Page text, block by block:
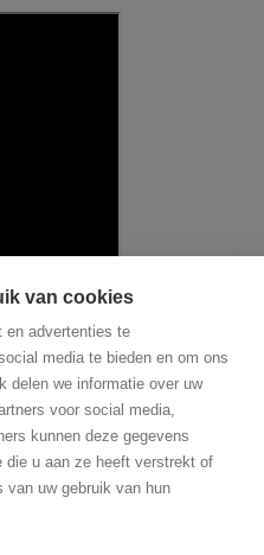
van cookies
en advertenties te
media te bieden en om ons
delen we informatie over uw
voor social media,
kunnen deze gegevens
die u aan ze heeft verstrekt of
van uw gebruik van hun